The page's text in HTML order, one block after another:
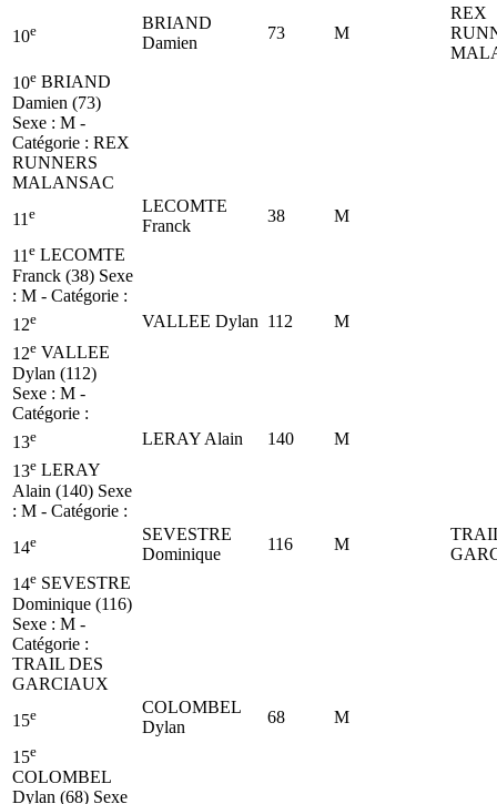
10e
BRIAND
Damien
73 M
REX
10e BRIAND
Damien (73)
Sexe : M -
Catégorie : REX
RUNNERS
MALANSAC
11 e
LECOMTE
Franck
38 M
11 e LECOMTE
Franck (38) Sexe
: M - Catégorie :
12e VALLEE Dylan 112
M
12e VALLEE
Dylan (112)
Sexe : M -
Catégorie :
13e LERAY Alain 140
M
13e LERAY
Alain (140) Sexe
: M - Catégorie :
14e
SEVESTRE
Dominique
116 M
14e SEVESTRE
Dominique (116)
Sexe : M -
Catégorie :
TRAIL DES
GARCIAUX
15e
COLOMBEL
Dylan
68 M
15e
COLOMBEL
Dylan (68) Sexe